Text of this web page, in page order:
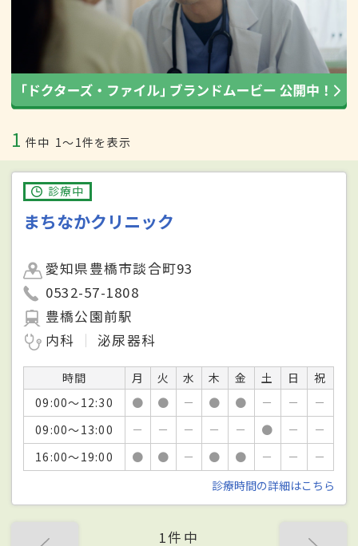
1 件中 1〜1件を表示
診療中
まちなかクリニック
愛知県豊橋市談合町93
0532-57-1808
豊橋公園前駅
内科
泌尿器科
時間 月 火 水 木 金 土 日
祝
09:00～12:30
● ● － ● ● － －
－
09:00～13:00
－ － － － － ● －
－
16:00～19:00
● ● － ● ● － －
－
診療時間の詳細はこちら
1件中